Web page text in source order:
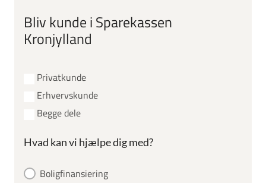
Bliv kunde i Sparekassen
Kronjylland
Privatkunde
Erhvervskunde
Begge dele
Hvad kan vi hjælpe dig med?
Boligfinansiering